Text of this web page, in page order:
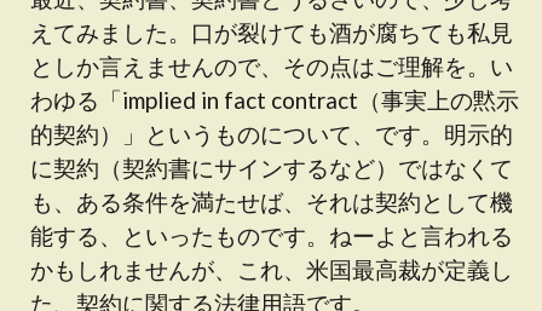
えてみました。口が裂けても酒が腐ちても私見
としか言えませんので、その点はご理解を。い
わゆる「implied in fact contract（事実上の黙示
的契約）」というものについて、です。明示的
に契約（契約書にサインするなど）ではなくて
も、ある条件を満たせば、それは契約として機
能する、といったものです。ねーよと言われる
かもしれませんが、これ、米国最高裁が定義し
た、契約に関する法律用語です。